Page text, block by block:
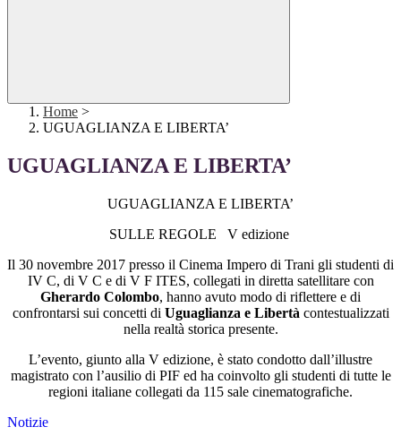
Home >
UGUAGLIANZA E LIBERTA’
UGUAGLIANZA E LIBERTA’
UGUAGLIANZA E LIBERTA’
SULLE REGOLE V edizione
Il 30 novembre 2017 presso il Cinema Impero di Trani gli studenti di
IV C, di V C e di V F ITES, collegati in diretta satellitare con
Gherardo Colombo, hanno avuto modo di riflettere e di
confrontarsi sui concetti di Uguaglianza e Libertà contestualizzati
nella realtà storica presente.
L’evento, giunto alla V edizione, è stato condotto dall’illustre
magistrato con l’ausilio di PIF ed ha coinvolto gli studenti di tutte le
regioni italiane collegati da 115 sale cinematografiche.
Notizie